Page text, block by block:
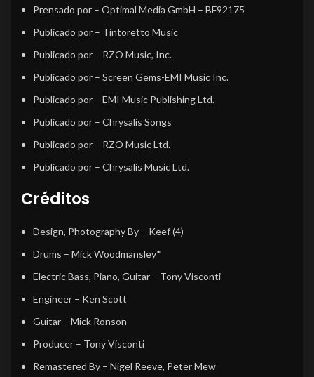
Prensado por – Optimal Media GmbH – BF92175
Publicado por – Tintoretto Music
Publicado por – RZO Music, Inc.
Publicado por – Screen Gems-EMI Music Inc.
Publicado por – EMI Music Publishing Ltd.
Publicado por – Chrysalis Songs
Publicado por – RZO Music Ltd.
Publicado por – Chrysalis Music Ltd.
Créditos
Design, Photography By – Keef (4)
Drums – Mick Woodmansley*
Electric Bass, Piano, Guitar – Tony Visconti
Engineer – Ken Scott
Guitar – Mick Ronson
Producer – Tony Visconti
Remastered By – Nigel Reeve, Peter Mew